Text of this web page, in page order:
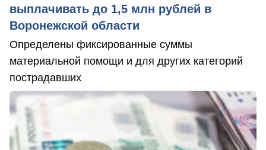
выплачивать до 1,5 млн рублей в
Воронежской области
Определены фиксированные суммы
материальной помощи и для других категорий
пострадавших